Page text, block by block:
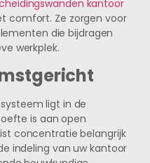
kantoor
comfort. Ze zorgen voor
die bijdragen
werkplek.
ligt in de
is aan open
concentratie belangrijk
indeling van uw kantoor